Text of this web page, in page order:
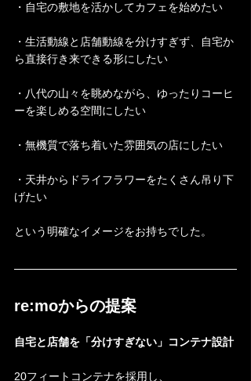
・自宅の敷地を活かしてカフェを始めたい
・生活動線と店舗動線を分けすぎず、自宅か
ら直接行き来できる形にしたい
・八代の山々を眺めながら、ゆったりコーヒ
ーを楽しめる空間にしたい
・無機質で落ち着いた雰囲気の店にしたい
・天井からドライフラワーをたくさん吊り下
げたい
という明確なイメージをお持ちでした。
re:moからの提案
自宅と店舗を「分けすぎない」コンテナ設計
20フィートコンテナを採用し、